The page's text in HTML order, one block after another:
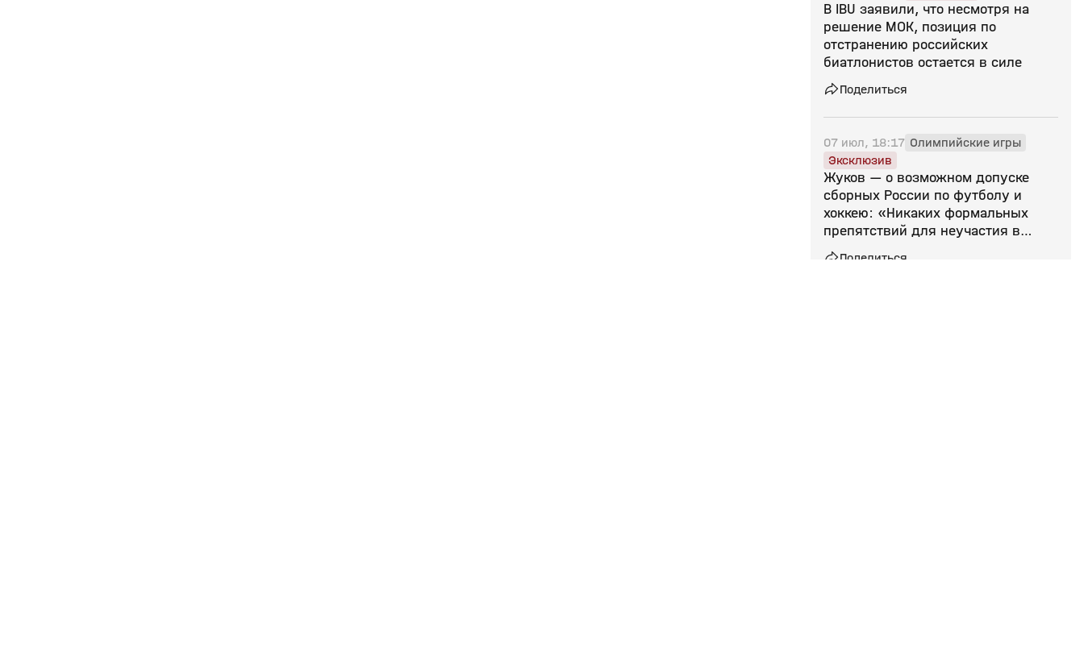
В IBU заявили, что несмотря на
решение МОК, позиция по
отстранению российских
биатлонистов остается в силе
Поделиться
07 июл, 18:17 Олимпийские игры
Эксклюзив
Жуков — о возможном допуске
сборных России по футболу и
хоккею: «Никаких формальных
препятствий для неучастия в
соревнованиях нет»
Поделиться